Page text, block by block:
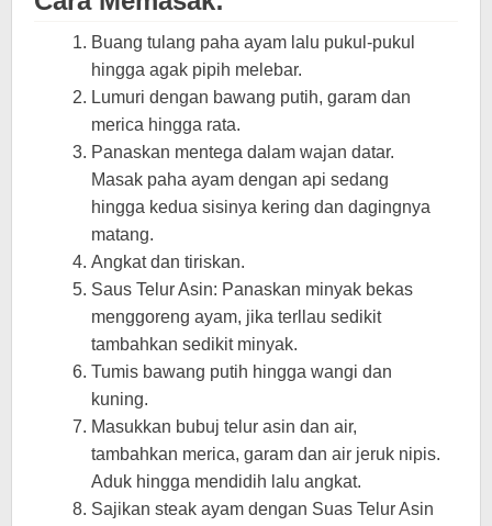
Buang tulang paha ayam lalu pukul-pukul
hingga agak pipih melebar.
Lumuri dengan bawang putih, garam dan
merica hingga rata.
Panaskan mentega dalam wajan datar.
Masak paha ayam dengan api sedang
hingga kedua sisinya kering dan dagingnya
matang.
Angkat dan tiriskan.
Saus Telur Asin: Panaskan minyak bekas
menggoreng ayam, jika terllau sedikit
tambahkan sedikit minyak.
Tumis bawang putih hingga wangi dan
kuning.
Masukkan bubuj telur asin dan air,
tambahkan merica, garam dan air jeruk nipis.
Aduk hingga mendidih lalu angkat.
Sajikan steak ayam dengan Suas Telur Asin